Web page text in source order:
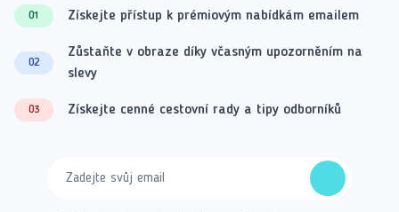
01 Získejte přístup k prémiovým nabídkám emailem
02
Zůstaňte v obraze díky včasným upozorněním na
slevy
03 Získejte cenné cestovní rady a tipy odborníků